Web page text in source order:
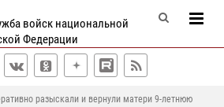
войск национальной
Федерации
разыскали и вернули матери 9-летнюю